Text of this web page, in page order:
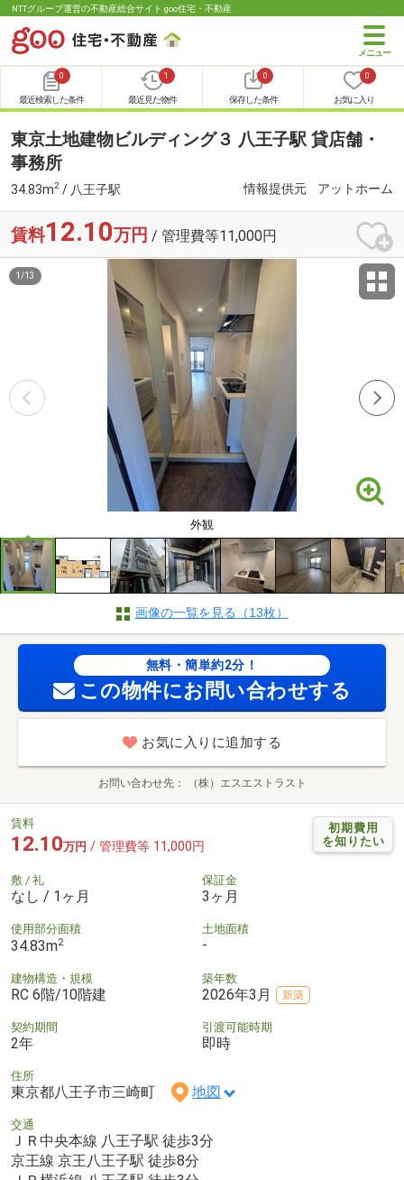
NTTグループ運営の不動産総合サイト goo住宅・不動産
0
最近検索した条件
1
最近見た物件
0
保存した条件
0
お気に入り
東京土地建物ビルディング３ 八王子駅 貸店舗・
事務所
34.83m2 / 八王子駅 情報提供元 アットホーム
賃料12.10万円 / 管理費等11,000円
外観
1 /13
画像の一覧を見る（13枚）
無料・簡単約2分！
この物件にお問い合わせする
お気に入りに追加する
お問い合わせ先 （株）エスエストラスト
初期費用
を知りたい
賃料
12.10万円 / 管理費等 11,000円
敷 / 礼
なし / 1ヶ月
保証金
3ヶ月
使用部分面積
34.83m2
土地面積
-
建物構造・規模
RC 6階/10階建
築年数
2026年3月 新築
契約期間
2年
引渡可能時期
即時
住所
東京都八王子市三崎町 地図
交通
ＪＲ中央本線 八王子駅 徒歩3分
京王線 京王八王子駅 徒歩8分